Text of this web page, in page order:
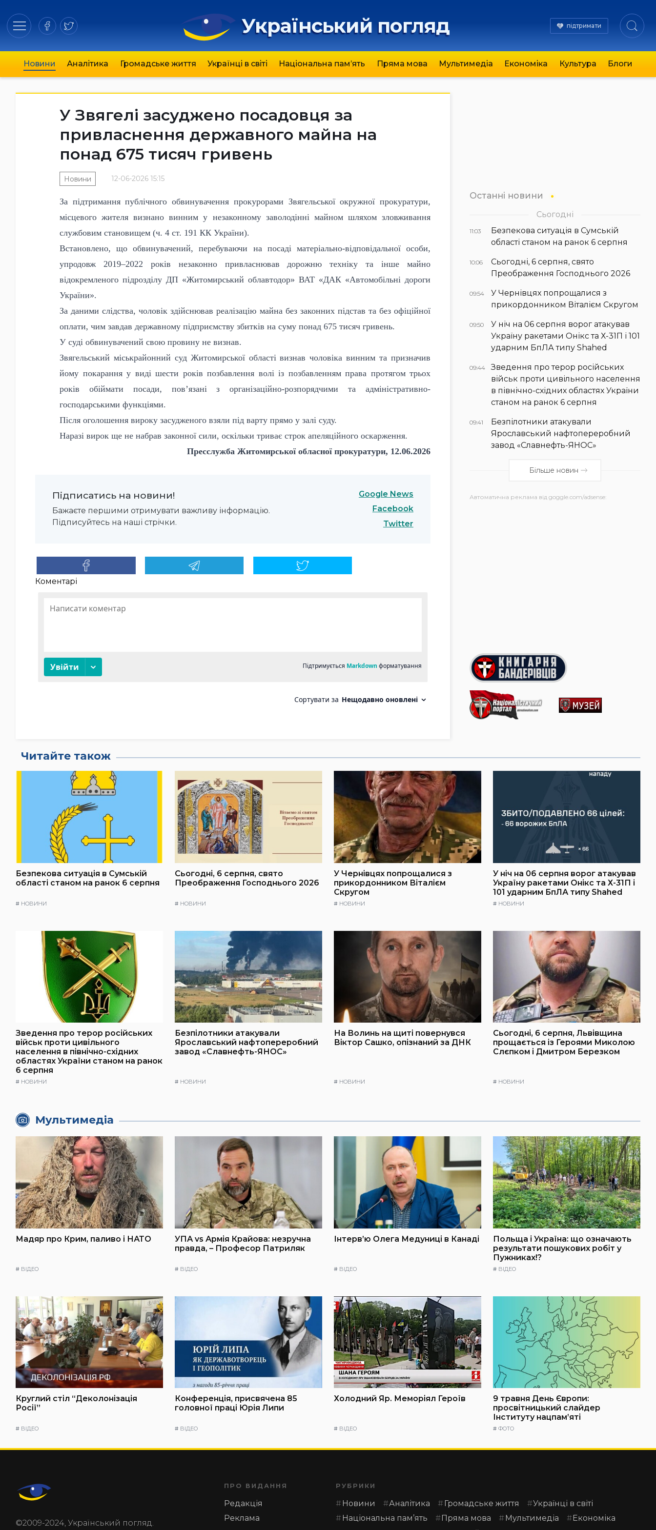
Український погляд підтримати
Новини Аналітика Громадське життя Українці в світі Національна пам’ять Пряма мова Мультимедіа Економіка Культура Блоги
У Звягелі засуджено посадовця за
привласнення державного майна на
понад 675 тисяч гривень
12-06-2026 15:15
Новини
За підтримання публічного обвинувачення прокурорами Звягельської окружної прокуратури,
місцевого жителя визнано винним у незаконному заволодінні майном шляхом зловживання
службовим становищем (ч. 4 ст. 191 КК України).
Встановлено, що обвинувачений, перебуваючи на посаді матеріально-відповідальної особи,
упродовж 2019–2022 років незаконно привласнював дорожню техніку та інше майно
відокремленого підрозділу ДП «Житомирський облавтодор» ВАТ «ДАК «Автомобільні дороги
України».
За даними слідства, чоловік здійснював реалізацію майна без законних підстав та без офіційної
оплати, чим завдав державному підприємству збитків на суму понад 675 тисяч гривень.
У суді обвинувачений свою провину не визнав.
Звягельський міськрайонний суд Житомирської області визнав чоловіка винним та призначив
йому покарання у виді шести років позбавлення волі із позбавленням права протягом трьох
років обіймати посади, пов’язані з організаційно-розпорядчими та адміністративно-
господарськими функціями.
Після оголошення вироку засудженого взяли під варту прямо у залі суду.
Наразі вирок ще не набрав законної сили, оскільки триває строк апеляційного оскарження.
Пресслужба Житомирської обласної прокуратури, 12.06.2026
Підписатись на новини!
Бажаєте першими отримувати важливу інформацію.
Підписуйтесь на наші стрічки.
Google News
Facebook
Twitter
Коментарі
Останні новини
Сьогодні
11:03
Безпекова ситуація в Сумській
області станом на ранок 6 серпня
10:06
Сьогодні, 6 серпня, свято
Преображення Господнього 2026
09:54
У Чернівцях попрощалися з
прикордонником Віталієм Скругом
09:50
У ніч на 06 серпня ворог атакував
Україну ракетами Онікс та Х-31П і 101
ударним БпЛА типу Shahed
09:44
Зведення про терор російських
військ проти цивільного населення
в північно-східних областях України
станом на ранок 6 серпня
09:41
Безпілотники атакували
Ярославський нафтопереробний
завод «Славнефть-ЯНОС»
Більше новин
Автоматична реклама від goggle.com/adsense:
Читайте також
Безпекова ситуація в Сумській
області станом на ранок 6 серпня
# НОВИНИ
Сьогодні, 6 серпня, свято
Преображення Господнього 2026
# НОВИНИ
У Чернівцях попрощалися з
прикордонником Віталієм
Скругом
# НОВИНИ
У ніч на 06 серпня ворог атакував
Україну ракетами Онікс та Х-31П і
101 ударним БпЛА типу Shahed
# НОВИНИ
Зведення про терор російських
військ проти цивільного
населення в північно-східних
областях України станом на ранок
6 серпня
# НОВИНИ
Безпілотники атакували
Ярославський нафтопереробний
завод «Славнефть-ЯНОС»
# НОВИНИ
На Волинь на щиті повернувся
Віктор Сашко, опізнаний за ДНК
# НОВИНИ
Сьогодні, 6 серпня, Львівщина
прощається із Героями Миколою
Слєпком і Дмитром Березком
# НОВИНИ
Мультимедіа
Мадяр про Крим, паливо і НАТО
# ВІДЕО
УПА vs Армія Крайова: незручна
правда, – Професор Патриляк
# ВІДЕО
Інтерв’ю Олега Медуниці в Канаді
# ВІДЕО
Польща і Україна: що означають
результати пошукових робіт у
Пужниках!?
# ВІДЕО
Круглий стіл “Деколонізація
Росії”
# ВІДЕО
Конференція, присвячена 85
головної праці Юрія Липи
# ВІДЕО
Холодний Яр. Меморіял Героїв
# ВІДЕО
9 травня День Європи:
просвітницький слайдер
Інституту нацпам’яті
# ФОТО
©2009-2024, Український погляд.
ПРО ВИДАННЯ
Редакція
Реклама
РУБРИКИ
Новини Аналітика Громадське життя
Українці в світі
Національна пам’ять
Пряма мова Мультимедіа
Економіка